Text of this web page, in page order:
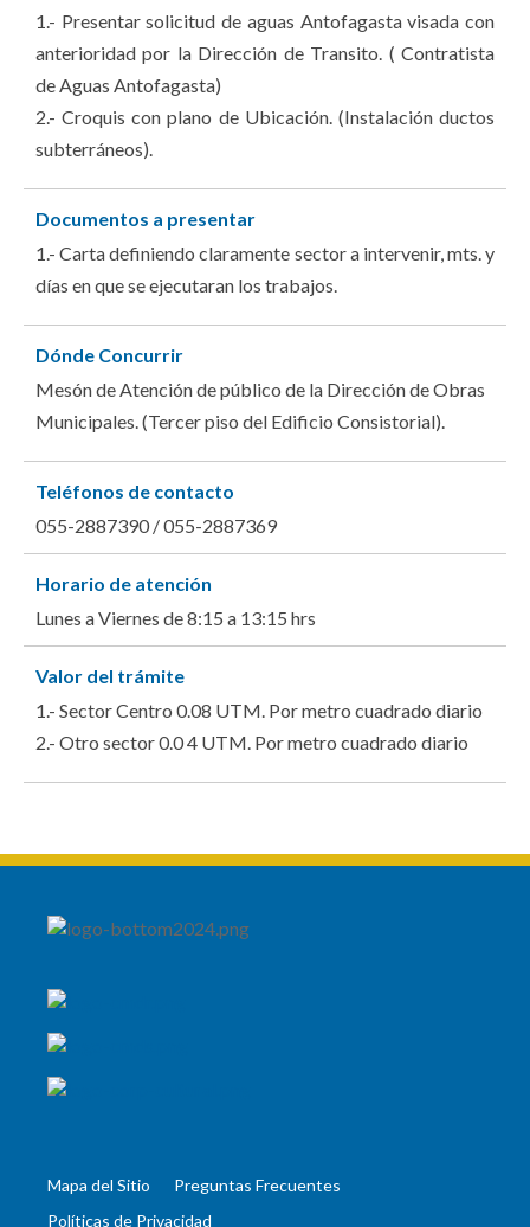
1.- Presentar solicitud de aguas Antofagasta visada con
anterioridad por la Dirección de Transito. ( Contratista
de Aguas Antofagasta)
2.- Croquis con plano de Ubicación. (Instalación ductos
subterráneos).
Documentos a presentar
1.- Carta definiendo claramente sector a intervenir, mts. y
días en que se ejecutaran los trabajos.
Dónde Concurrir
Mesón de Atención de público de la Dirección de Obras
Municipales. (Tercer piso del Edificio Consistorial).
Teléfonos de contacto
055-2887390 / 055-2887369
Horario de atención
Lunes a Viernes de 8:15 a 13:15 hrs
Valor del trámite
1.- Sector Centro 0.08 UTM. Por metro cuadrado diario
2.- Otro sector 0.0 4 UTM. Por metro cuadrado diario
Mapa del Sitio
Preguntas Frecuentes
Políticas de Privacidad